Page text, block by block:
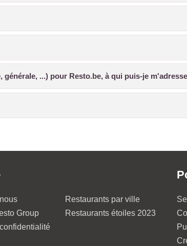
...) pour Resto.be, à qui puis-je
Group
Restaurants par ville
Restaurants étoiles 2023